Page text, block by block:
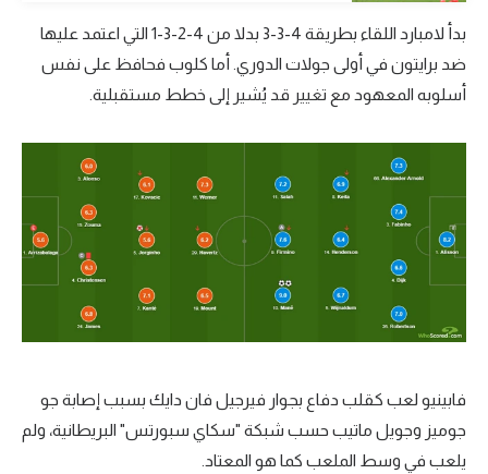
تحليل في الجول
حكايات في الجول
كويز في الجول
بدأ لامبارد اللقاء بطريقة 4-3-3 بدلا من 4-2-3-1 التي اعتمد عليها
ضد برايتون في أولى جولات الدوري. أما كلوب فحافظ على نفس
أسلوبه المعهود مع تغيير قد يُشير إلى خطط مستقبلية.
فابينيو لعب كقلب دفاع بجوار فيرجيل فان دايك بسبب إصابة جو
جوميز وجويل ماتيب حسب شبكة "سكاي سبورتس" البريطانية، ولم
يلعب في وسط الملعب كما هو المعتاد.